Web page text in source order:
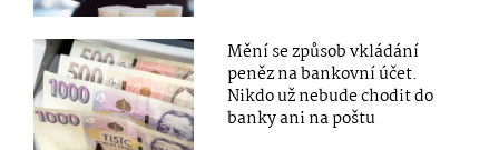
Mění se způsob vkládání
peněz na bankovní účet.
Nikdo už nebude chodit do
banky ani na poštu